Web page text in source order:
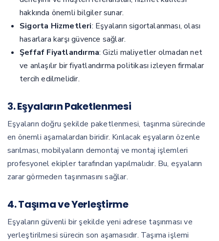
hakkında önemli bilgiler sunar.
Sigorta Hizmetleri: Eşyaların sigortalanması, olası
hasarlara karşı güvence sağlar.
Şeffaf Fiyatlandırma: Gizli maliyetler olmadan net
ve anlaşılır bir fiyatlandırma politikası izleyen firmalar
tercih edilmelidir.
3. Eşyaların Paketlenmesi
Eşyaların doğru şekilde paketlenmesi, taşınma sürecinde
en önemli aşamalardan biridir. Kırılacak eşyaların özenle
sarılması, mobilyaların demontaj ve montaj işlemleri
profesyonel ekipler tarafından yapılmalıdır. Bu, eşyaların
zarar görmeden taşınmasını sağlar.
4. Taşıma ve Yerleştirme
Eşyaların güvenli bir şekilde yeni adrese taşınması ve
yerleştirilmesi sürecin son aşamasıdır. Taşıma işlemi